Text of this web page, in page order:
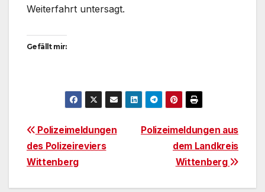
Weiterfahrt untersagt.
Gefällt mir:
Beitragsnavigation
Polizeimeldungen aus
dem Landkreis
Wittenberg
Polizeimeldungen
des Polizeireviers
Wittenberg